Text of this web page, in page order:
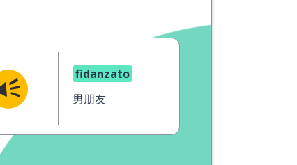
fidanzato
男朋友